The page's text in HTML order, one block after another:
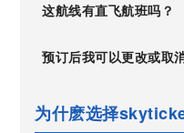
这航线有直飞航班吗？
预订后我可以更改或取
为什麽选择